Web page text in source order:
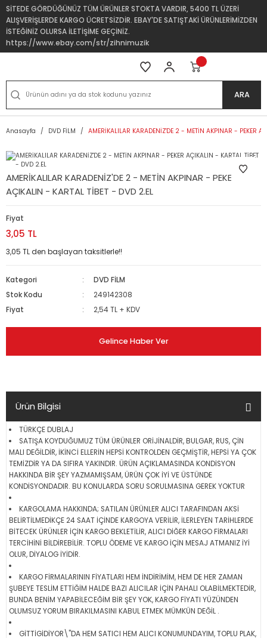
SİTEDE GÖRDÜĞÜNÜZ TÜM ÜRÜNLER STOKTA VARDIR, 5400 TL ÜZERİ
ALIŞVERİŞLERDE KARGO ÜCRETSİZDİR. EBAY'DE SATIŞTAKİ ÜRÜNLERİMİZDEN
İSTEĞİNİZ OLURSA İLETİŞİME GEÇİNİZ.
https://www.ebay.com/str/zihnimuzik
ARA
Anasayfa DVD FİLM AMERİKALILAR KARADENİZ'DE 2 - METİN AKPINAR - PEKER
AMERİKALILAR KARADENİZ'DE 2 - METİN AKPINAR - PEKER
AÇIKALIN - KARTAL TİBET - DVD 2.EL
Fiyat
3,05 TL
3,05 TL den başlayan taksitlerle!!
Kategori
DVD FİLM
Stok Kodu
249142308
Fiyat
2,54 TL + KDV
Gelince Haber Ver
Ürün Bilgisi
TÜRKÇE DUBLAJ
SATIŞA KOYDUĞUMUZ TÜM ÜRÜNLER ORİJİNALDİR, BULGAR, RUS, ÇİN
MALI DEĞİLDİR, İKİNCİ ELLERİN HEPSİ KONTROLDEN GEÇMİŞTİR, HEPSİ YA ÇOK
TEMİZDİR YA DA SIFIRA YAKINDIR. ÜRÜN AÇIKLAMASINDA KONDİSYON
HAKKINDA BİR ŞEY YAZMAMIŞSAM, ÜRÜN ÇOK İYİ VE ÜSTÜNDE
KONDİSYONDADIR. BU KONULARDA SORU SORULMASINA GEREK YOKTUR
KARGOLAMA HAKKINDA; SATILAN ÜRÜNLER ALICI TARAFINDAN AKSİ
BELİRTİLMEDİKÇE 24 SAAT İÇİNDE KARGOYA VERİLİR, İLERLEYEN TARİHLERDE
BİTECEK ÜRÜNLER İÇİN KARGO BEKLETİLİR, ALICI DİĞER KARGO FİRMALARI
TERCİHİNİ BİLDİREBİLİR. TOPLU ÖDEME VE KARGO İÇİN MESAJ ATMANIZ İYİ
OLUR, DİYALOG İYİDİR.
KARGO FİRMALARININ FİYATLARI HEM İNDİRİMİM, HEM DE HER ZAMAN
ŞUBEYE TESLİM ETTİĞİM HALDE BAZI ALICILAR İÇİN PAHALI OLABİLMEKTEDİR,
BUNDA BENİM YAPABİLECEĞİM BİR ŞEY YOK, KARGO FİYATI YÜZÜNDEN
OLUMSUZ YORUM BIRAKILMASINI KABUL ETMEK MÜMKÜN DEĞİL .
GİTTİGİDİYOR\"DA HEM SATICI HEM ALICI KONUMUNDAYIM, TOPLU PLAK,